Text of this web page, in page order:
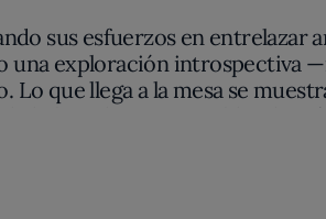
sus esfuerzos en entrelazar
una exploración introspectiva
que llega a la mesa se
habitual o cortes nobles de
calculados para invocar una